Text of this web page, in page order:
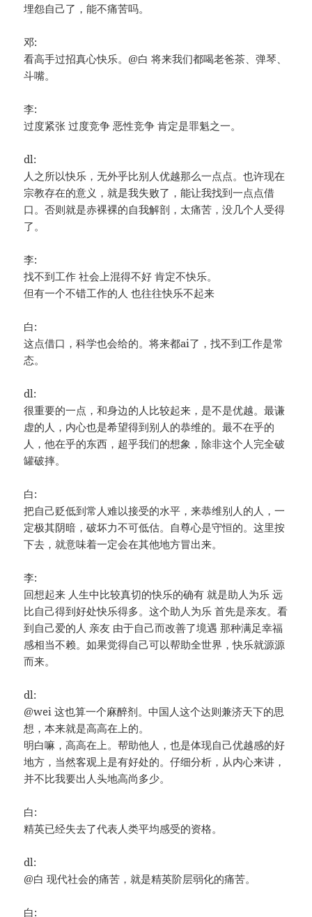
埋怨自己了，能不痛苦吗。
邓:
看高手过招真心快乐。@白 将来我们都喝老爸茶、弹琴、
斗嘴。
李:
过度紧张 过度竞争 恶性竞争 肯定是罪魁之一。
dl:
人之所以快乐，无外乎比别人优越那么一点点。也许现在
宗教存在的意义，就是我失败了，能让我找到一点点借
口。否则就是赤裸裸的自我解剖，太痛苦，没几个人受得
了。
李:
找不到工作 社会上混得不好 肯定不快乐。
但有一个不错工作的人 也往往快乐不起来
白:
这点借口，科学也会给的。将来都ai了，找不到工作是常
态。
dl:
很重要的一点，和身边的人比较起来，是不是优越。最谦
虚的人，内心也是希望得到别人的恭维的。最不在乎的
人，他在乎的东西，超乎我们的想象，除非这个人完全破
罐破摔。
白:
把自己贬低到常人难以接受的水平，来恭维别人的人，一
定极其阴暗，破坏力不可低估。自尊心是守恒的。这里按
下去，就意味着一定会在其他地方冒出来。
李:
回想起来 人生中比较真切的快乐的确有 就是助人为乐 远
比自己得到好处快乐得多。这个助人为乐 首先是亲友。看
到自己爱的人 亲友 由于自己而改善了境遇 那种满足幸福
感相当不赖。如果觉得自己可以帮助全世界，快乐就源源
而来。
dl:
@wei 这也算一个麻醉剂。中国人这个达则兼济天下的思
想，本来就是高高在上的。
明白嘛，高高在上。帮助他人，也是体现自己优越感的好
地方，当然客观上是有好处的。仔细分析，从内心来讲，
并不比我要出人头地高尚多少。
白:
精英已经失去了代表人类平均感受的资格。
dl:
@白 现代社会的痛苦，就是精英阶层弱化的痛苦。
白: